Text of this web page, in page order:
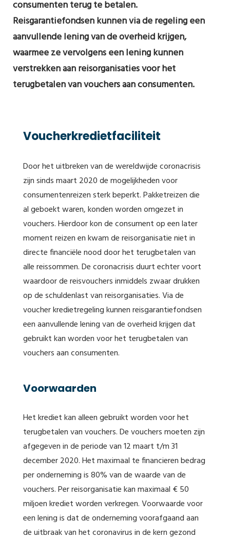
consumenten terug te betalen.
Reisgarantiefondsen kunnen via de regeling een
aanvullende lening van de overheid krijgen,
waarmee ze vervolgens een lening kunnen
verstrekken aan reisorganisaties voor het
terugbetalen van vouchers aan consumenten.
Voucherkredietfaciliteit
Door het uitbreken van de wereldwijde coronacrisis
zijn sinds maart 2020 de mogelijkheden voor
consumentenreizen sterk beperkt. Pakketreizen die
al geboekt waren, konden worden omgezet in
vouchers. Hierdoor kon de consument op een later
moment reizen en kwam de reisorganisatie niet in
directe financiële nood door het terugbetalen van
alle reissommen. De coronacrisis duurt echter voort
waardoor de reisvouchers inmiddels zwaar drukken
op de schuldenlast van reisorganisaties. Via de
voucher kredietregeling kunnen reisgarantiefondsen
een aanvullende lening van de overheid krijgen dat
gebruikt kan worden voor het terugbetalen van
vouchers aan consumenten.
Voorwaarden
Het krediet kan alleen gebruikt worden voor het
terugbetalen van vouchers. De vouchers moeten zijn
afgegeven in de periode van 12 maart t/m 31
december 2020. Het maximaal te financieren bedrag
per onderneming is 80% van de waarde van de
vouchers. Per reisorganisatie kan maximaal € 50
miljoen krediet worden verkregen. Voorwaarde voor
een lening is dat de onderneming voorafgaand aan
de uitbraak van het coronavirus in de kern gezond